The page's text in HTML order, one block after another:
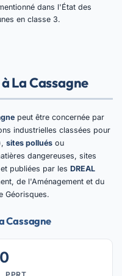
dans l'État des
en classe 3.
La Cassagne
peut être concernée par
industrielles classées pour
sites pollués ou
dangereuses, sites
publiées par les DREAL
de l'Aménagement et du
Géorisques.
Cassagne
0